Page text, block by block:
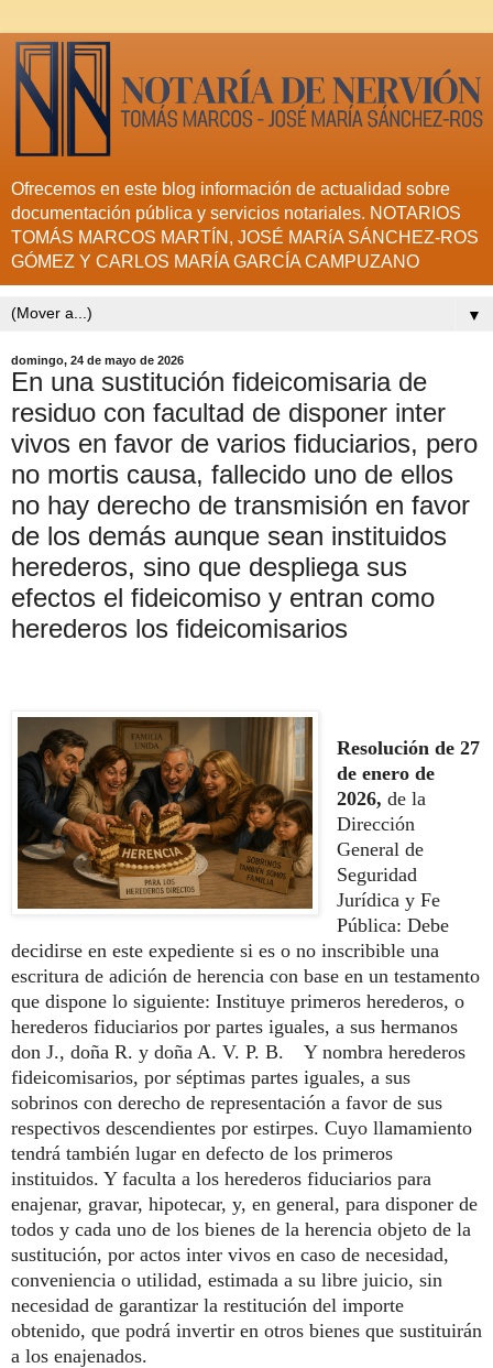
Ofrecemos en este blog información de actualidad sobre
documentación pública y servicios notariales. NOTARIOS
TOMÁS MARCOS MARTÍN, JOSÉ MARíA SÁNCHEZ-ROS
GÓMEZ Y CARLOS MARÍA GARCÍA CAMPUZANO
▼
domingo, 24 de mayo de 2026
En una sustitución fideicomisaria de
residuo con facultad de disponer inter
vivos en favor de varios fiduciarios, pero
no mortis causa, fallecido uno de ellos
no hay derecho de transmisión en favor
de los demás aunque sean instituidos
herederos, sino que despliega sus
efectos el fideicomiso y entran como
herederos los fideicomisarios
Resolución de 27
de enero de
2026, de la
Dirección
General de
Seguridad
Jurídica y Fe
Pública: Debe
decidirse en este expediente si es o no inscribible una
escritura de adición de herencia con base en un testamento
que dispone lo siguiente: Instituye primeros herederos, o
herederos fiduciarios por partes iguales, a sus hermanos
don J., doña R. y doña A. V. P. B. Y nombra herederos
fideicomisarios, por séptimas partes iguales, a sus
sobrinos con derecho de representación a favor de sus
respectivos descendientes por estirpes. Cuyo llamamiento
tendrá también lugar en defecto de los primeros
instituidos. Y faculta a los herederos fiduciarios para
enajenar, gravar, hipotecar, y, en general, para disponer de
todos y cada uno de los bienes de la herencia objeto de la
sustitución, por actos inter vivos en caso de necesidad,
conveniencia o utilidad, estimada a su libre juicio, sin
necesidad de garantizar la restitución del importe
obtenido, que podrá invertir en otros bienes que sustituirán
a los enajenados.